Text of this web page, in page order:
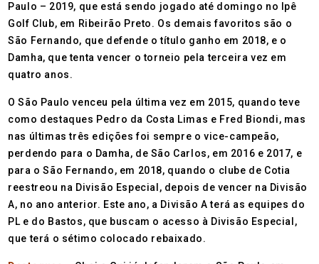
Paulo – 2019, que está sendo jogado até domingo no Ipê
Golf Club, em Ribeirão Preto. Os demais favoritos são o
São Fernando, que defende o título ganho em 2018, e o
Damha, que tenta vencer o torneio pela terceira vez em
quatro anos.
O São Paulo venceu pela última vez em 2015, quando teve
como destaques Pedro da Costa Limas e Fred Biondi, mas
nas últimas três edições foi sempre o vice-campeão,
perdendo para o Damha, de São Carlos, em 2016 e 2017, e
para o São Fernando, em 2018, quando o clube de Cotia
reestreou na Divisão Especial, depois de vencer na Divisão
A, no ano anterior. Este ano, a Divisão A terá as equipes do
PL e do Bastos, que buscam o acesso à Divisão Especial,
que terá o sétimo colocado rebaixado.